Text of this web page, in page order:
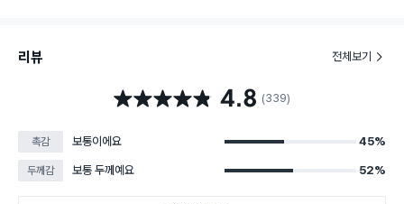
리뷰 전체보기
별점 4.8점 4.8 (339)
촉감 보통이에요 45%
두께감 보통 두께예요 52%